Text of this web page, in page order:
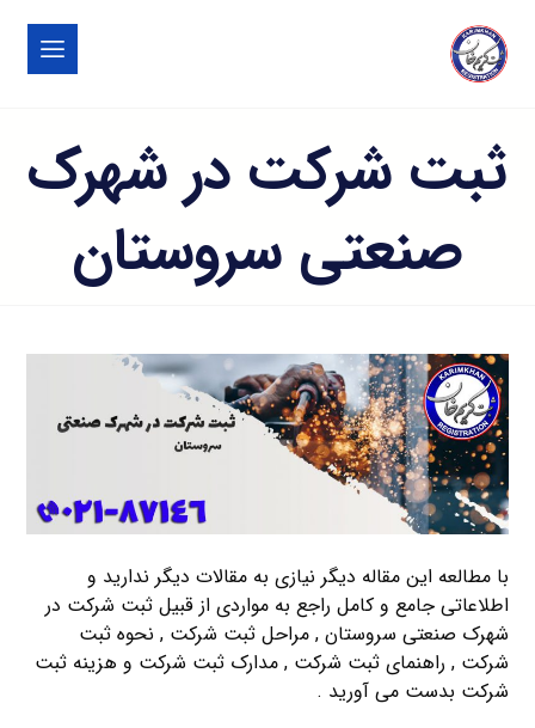
ثبت شرکت در شهرک
صنعتی سروستان
با مطالعه این مقاله دیگر نیازی به مقالات دیگر ندارید و
اطلاعاتی جامع و کامل راجع به مواردی از قبیل ثبت شرکت در
شهرک صنعتی سروستان , مراحل ثبت شرکت , نحوه ثبت
شرکت , راهنمای ثبت شرکت , مدارک ثبت شرکت و هزینه ثبت
شرکت بدست می آورید .